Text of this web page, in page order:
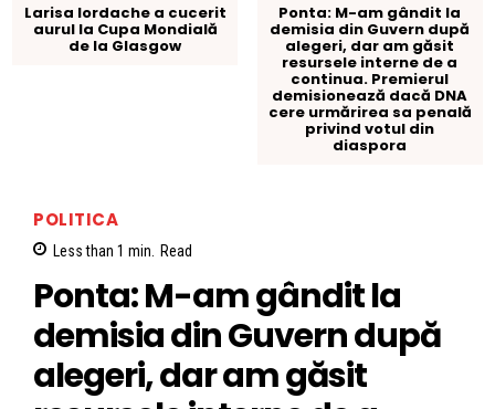
Larisa Iordache a cucerit
aurul la Cupa Mondială
de la Glasgow
Ponta: M-am gândit la
demisia din Guvern după
alegeri, dar am găsit
resursele interne de a
continua. Premierul
demisionează dacă DNA
cere urmărirea sa penală
privind votul din
diaspora